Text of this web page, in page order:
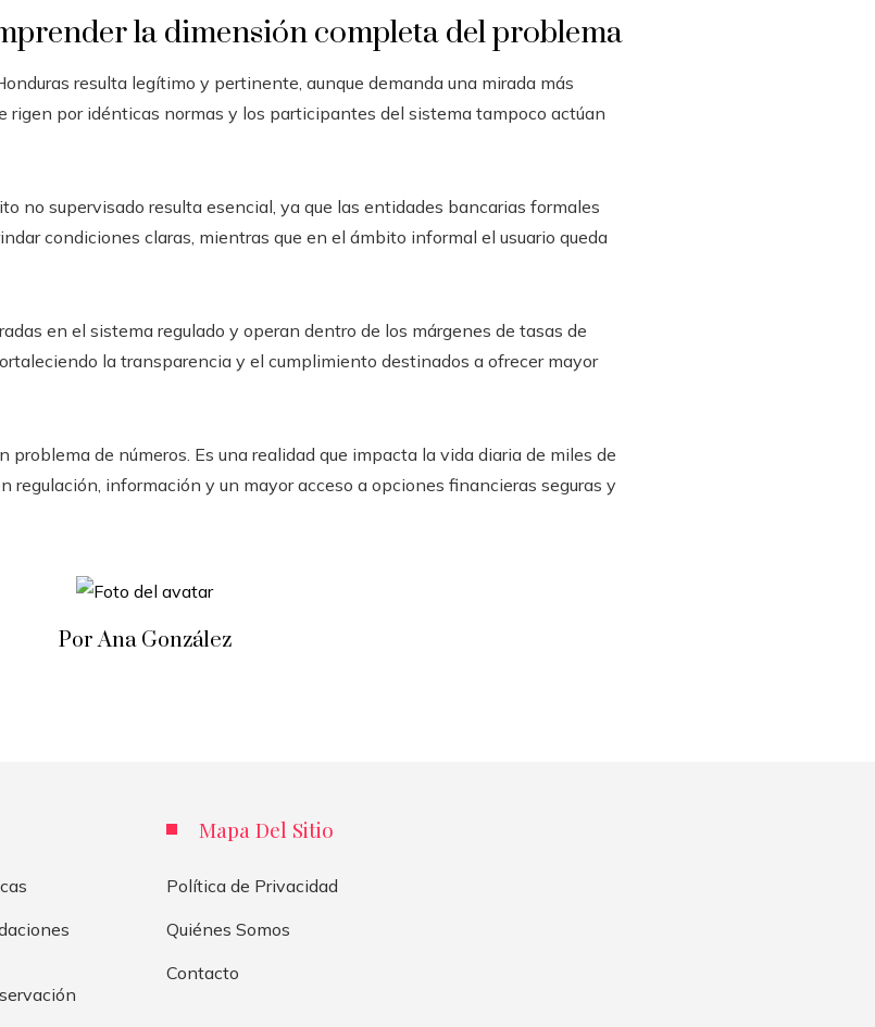
la dimensión completa del problema
resulta legítimo y pertinente, aunque demanda una mirada más
rigen por idénticas normas y los participantes del sistema tampoco actúan
no supervisado resulta esencial, ya que las entidades bancarias formales
condiciones claras, mientras que en el ámbito informal el usuario queda
en el sistema regulado y operan dentro de los márgenes de tasas de
la transparencia y el cumplimiento destinados a ofrecer mayor
de números. Es una realidad que impacta la vida diaria de miles de
regulación, información y un mayor acceso a opciones financieras seguras y
Por Ana González
Mapa Del Sitio
Política de Privacidad
Quiénes Somos
Contacto